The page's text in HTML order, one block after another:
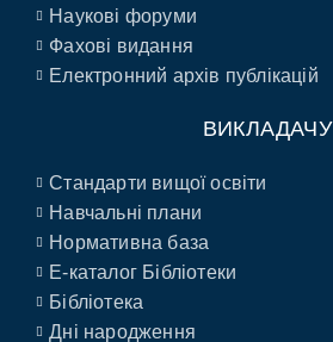
Наукові форуми
Фахові видання
Електронний архів публікацій
ВИКЛАДАЧУ
Стандарти вищої освіти
Навчальні плани
Нормативна база
E-каталог Бібліотеки
Бібліотека
Дні народження